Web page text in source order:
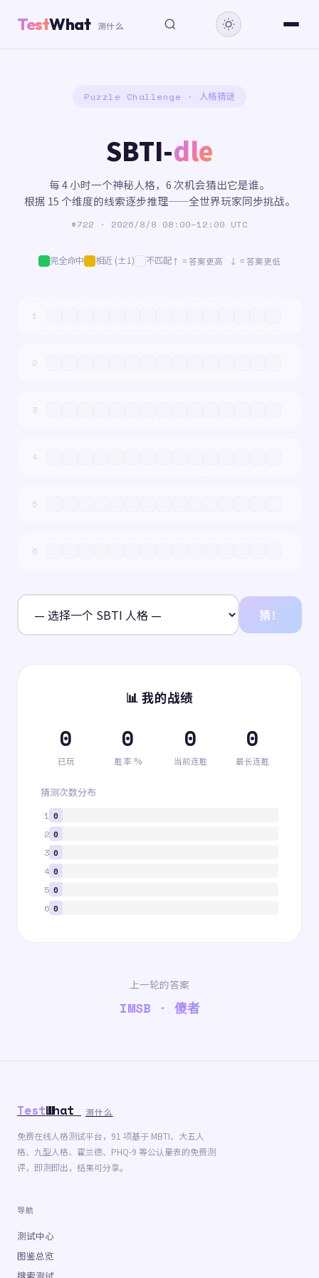
TestWhat 测什么
Puzzle Challenge · 人格猜谜
SBTI-dle
每 4 小时一个神秘人格，6 次机会猜出它是谁。
根据 15 个维度的线索逐步推理——全世界玩家同步挑战。
#722 · 2026/8/8 08:00–12:00 UTC
完全命中 相近 (±1) 不匹配↑ = 答案更高 ↓ = 答案更低
1
2
3
4
5
6
猜！
📊 我的战绩
0
已玩
0
胜率 %
0
当前连胜
0
最长连胜
猜测次数分布
1 0
2 0
3 0
4 0
5 0
6 0
上一轮的答案
IMSB · 傻者
TestWhat 测什么
免费在线人格测试平台，91 项基于 MBTI、大五人
格、九型人格、霍兰德、PHQ-9 等公认量表的免费测
评，即测即出，结果可分享。
导航
测试中心
图鉴总览